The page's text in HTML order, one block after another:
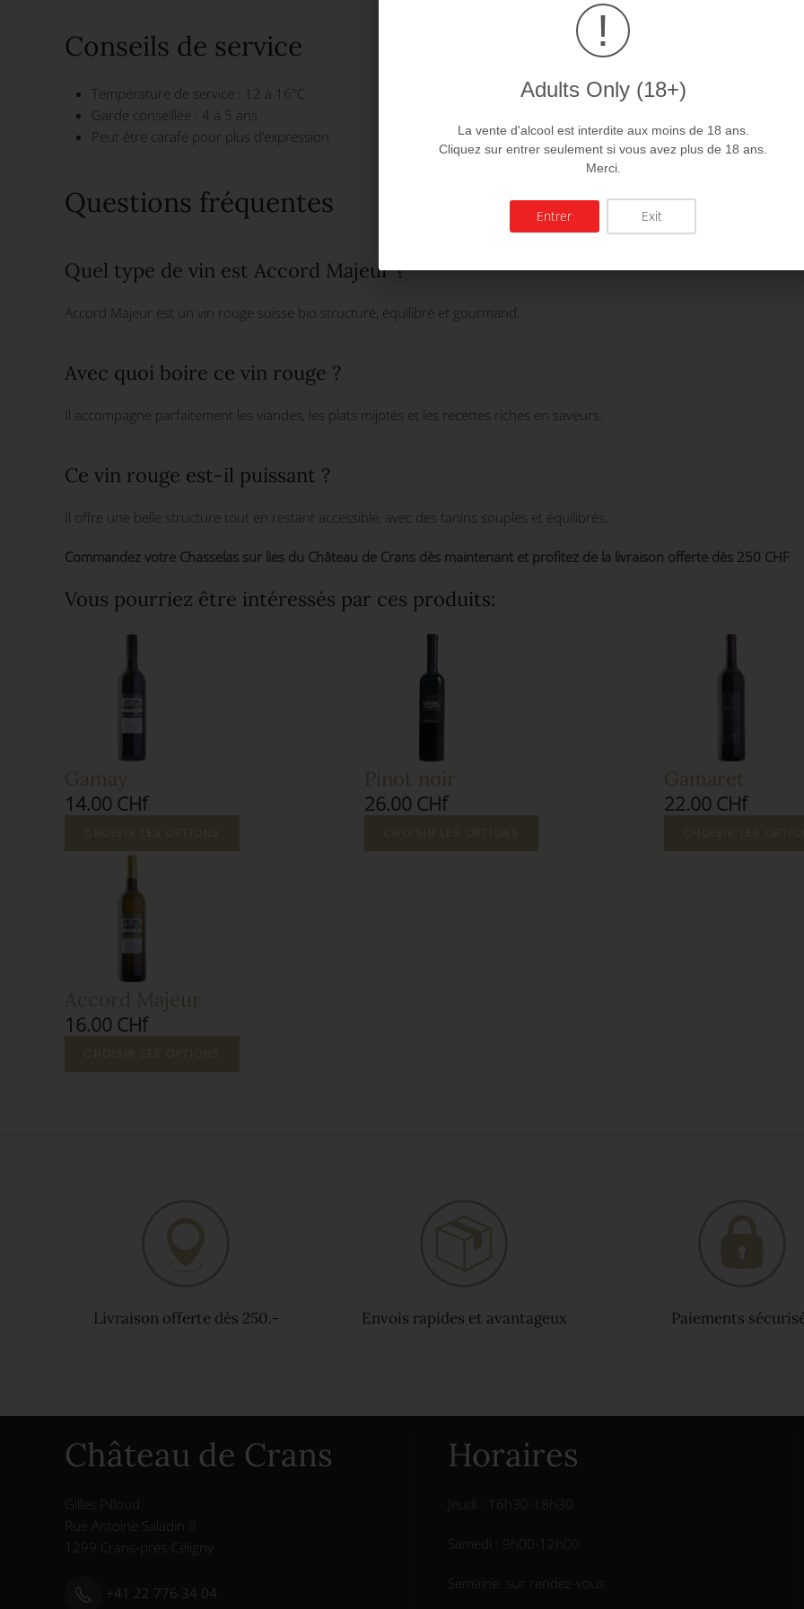
Conseils de service
Température de service : 12 à 16°C
Garde conseillée : 4 à 5 ans
Peut être carafé pour plus d’expression
Questions fréquentes
Quel type de vin est Accord Majeur ?
Accord Majeur est un vin rouge suisse bio structuré, équilibré et gourmand.
Avec quoi boire ce vin rouge ?
Il accompagne parfaitement les viandes, les plats mijotés et les recettes riches en saveurs.
Ce vin rouge est-il puissant ?
Il offre une belle structure tout en restant accessible, avec des tanins souples et équilibrés.
Commandez votre Chasselas sur lies du Château de Crans dès maintenant et profitez de la livraison offerte dès 250 CHF
Vous pourriez être intéressés par ces produits:
Gamay
14.00 CHf
Pinot noir
26.00 CHf
Gamaret
22.00 CHf
Accord Majeur
16.00 CHf
Livraison offerte dès 250.- Envois rapides et avantageux Paiements
Château de Crans
Gilles Pilloud
Rue Antoine Saladin 8
1299 Crans-près-Céligny
+41 22 776 34 04
Horaires
Jeudi : 16h30-18h30
Samedi : 9h00-12h00
Semaine: sur rendez-vous
!
Adults Only (18+)
La vente d'alcool est interdite aux moins de 18 ans.
Cliquez sur entrer seulement si vous avez plus de 18 ans.
Merci.
Entrer Exit